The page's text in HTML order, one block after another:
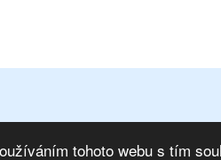
tohoto webu s tím